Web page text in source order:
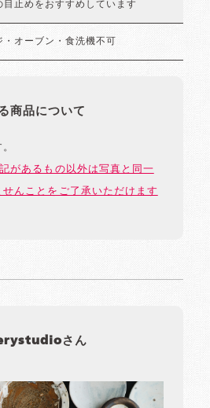
目止めをおすすめしています
・オーブン・食洗機不可
商品について
があるもの以外は写真と同一
んことをご了承いただけます
さん